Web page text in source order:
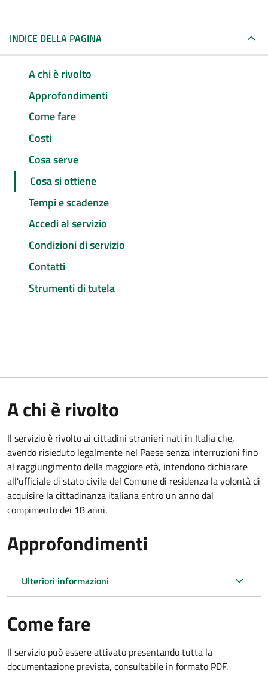
INDICE DELLA PAGINA
A chi è rivolto
Approfondimenti
Come fare
Costi
Cosa serve
Cosa si ottiene
Tempi e scadenze
Accedi al servizio
Condizioni di servizio
Contatti
Strumenti di tutela
A chi è rivolto
Il servizio è rivolto ai cittadini stranieri nati in Italia che,
avendo risieduto legalmente nel Paese senza interruzioni fino
al raggiungimento della maggiore età, intendono dichiarare
all'ufficiale di stato civile del Comune di residenza la volontà di
acquisire la cittadinanza italiana entro un anno dal
compimento dei 18 anni.
Approfondimenti
Ulteriori informazioni
Come fare
Il servizio può essere attivato presentando tutta la
documentazione prevista, consultabile in formato PDF.